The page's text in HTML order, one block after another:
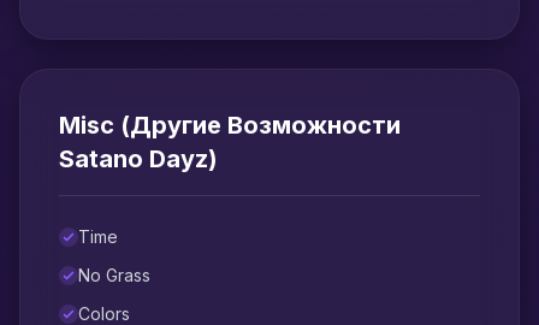
Misc (Другие Возможности
Satano Dayz)
Time
No Grass
Colors